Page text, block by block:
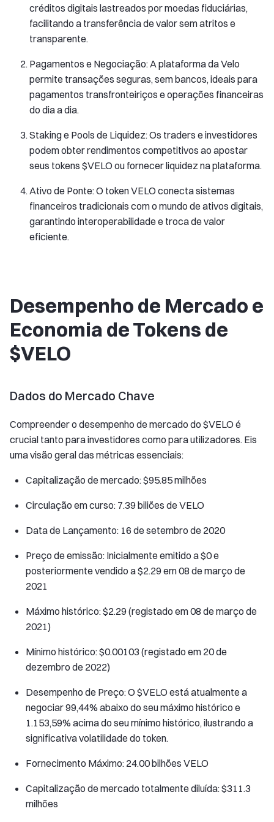
créditos digitais lastreados por moedas fiduciárias,
facilitando a transferência de valor sem atritos e
transparente.
Pagamentos e Negociação: A plataforma da Velo
permite transações seguras, sem bancos, ideais para
pagamentos transfronteiriços e operações financeiras
do dia a dia.
Staking e Pools de Liquidez: Os traders e investidores
podem obter rendimentos competitivos ao apostar
seus tokens $VELO ou fornecer liquidez na plataforma.
Ativo de Ponte: O token VELO conecta sistemas
financeiros tradicionais com o mundo de ativos digitais,
garantindo interoperabilidade e troca de valor
eficiente.
Desempenho de Mercado e
Economia de Tokens de
$VELO
Dados do Mercado Chave
Compreender o desempenho de mercado do $VELO é
crucial tanto para investidores como para utilizadores. Eis
uma visão geral das métricas essenciais:
Capitalização de mercado: $95.85 milhões
Circulação em curso: 7.39 biliões de VELO
Data de Lançamento: 16 de setembro de 2020
Preço de emissão: Inicialmente emitido a $0 e
posteriormente vendido a $2.29 em 08 de março de
2021
Máximo histórico: $2.29 (registado em 08 de março de
2021)
Mínimo histórico: $0.00103 (registado em 20 de
dezembro de 2022)
Desempenho de Preço: O $VELO está atualmente a
negociar 99,44% abaixo do seu máximo histórico e
1.153,59% acima do seu mínimo histórico, ilustrando a
significativa volatilidade do token.
Fornecimento Máximo: 24.00 bilhões VELO
Capitalização de mercado totalmente diluída: $311.3
milhões